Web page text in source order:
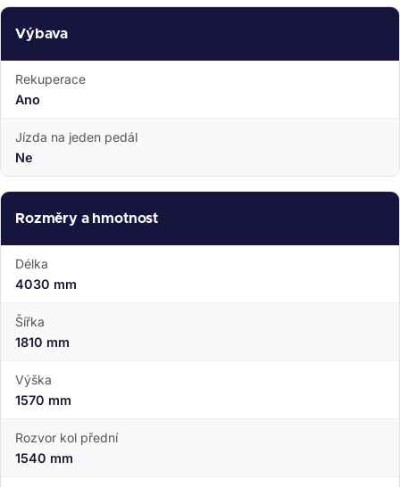
Výbava
Rekuperace
Ano
Jízda na jeden pedál
Ne
Rozměry a hmotnost
Délka
4030 mm
Šířka
1810 mm
Výška
1570 mm
Rozvor kol přední
1540 mm